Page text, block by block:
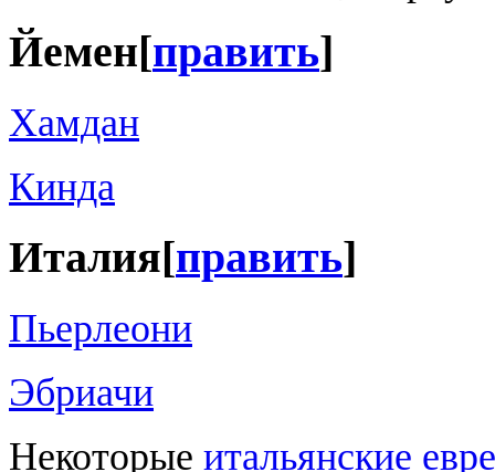
Йемен[править]
Хамдан
Кинда
Италия[править]
Пьерлеони
Эбриачи
Некоторые итальянские